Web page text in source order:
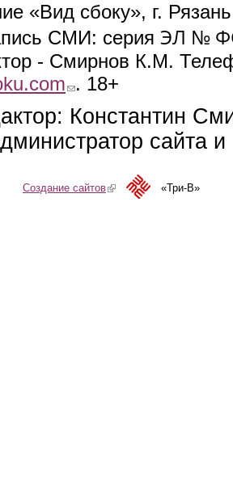
«Вид сбоку», г.
СМИ: серия ЭЛ №
- Смирнов К.М.
(link sends e-mail)
. 18+
Константин
сайта
Создание сайтов(link is external)«Три-В»